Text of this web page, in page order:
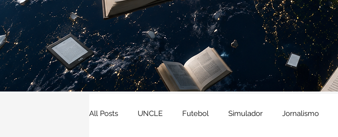
All Posts UNCLE Futebol Simulador Jornalismo